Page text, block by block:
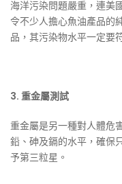
海洋污染問題嚴重，連美
令不少人擔心魚油產品的
品，其污染物水平一定要
3. 重金屬測試
重金屬是另一種對人體危
鉛、砷及鎘的水平，確保
予第三粒星。